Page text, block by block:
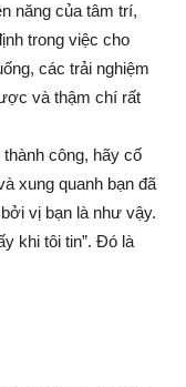
năng của tâm trí,
trong việc cho
các trải nghiệm
và thậm chí rất
công, hãy cố
xung quanh bạn đã
vị bạn là như vậy.
khi tôi tin”. Đó là